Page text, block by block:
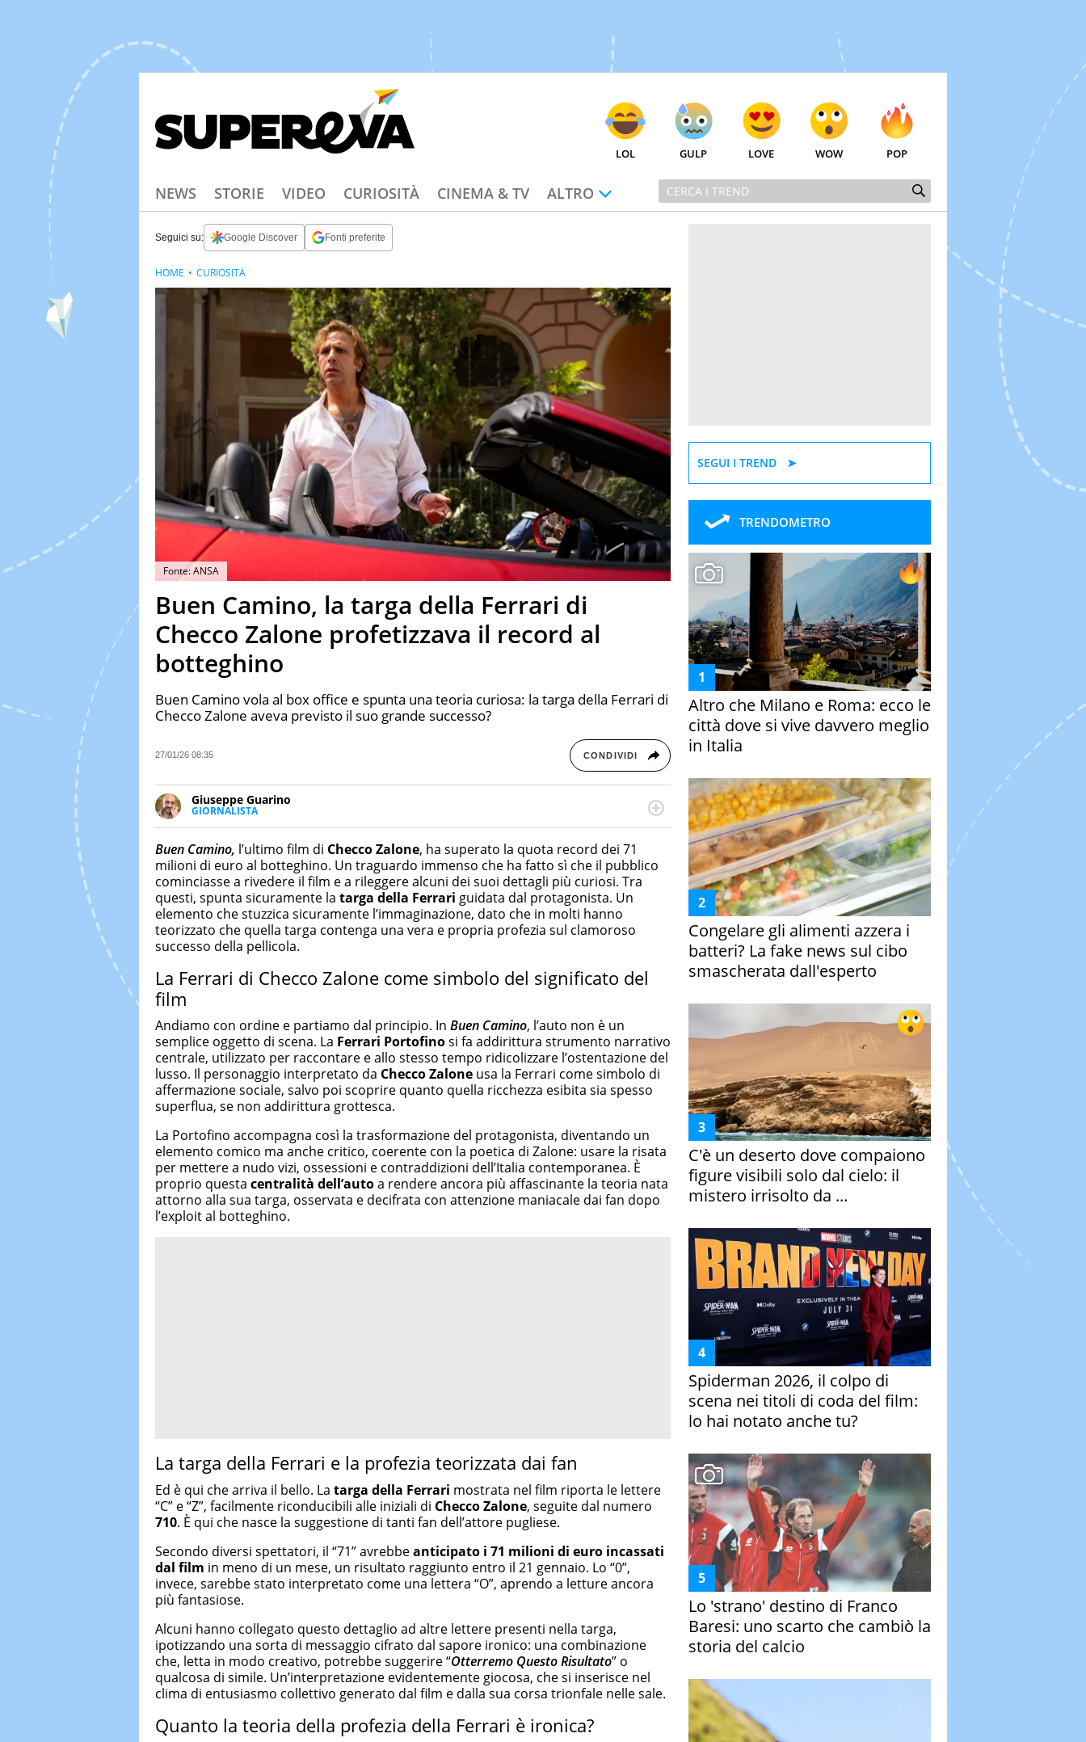
LOL GULP LOVE WOW POP
NEWS STORIE VIDEO CURIOSITÀ CINEMA & TV ALTRO
Seguici su: Google Discover Fonti preferite
Fonte: ANSA
Buen Camino, la targa della Ferrari di
Checco Zalone profetizzava il record al
botteghino
Buen Camino vola al box office e spunta una teoria curiosa: la targa della Ferrari di
Checco Zalone aveva previsto il suo grande successo?
27/01/26 08:35 CONDIVIDI
Giuseppe Guarino
GIORNALISTA
Ph(D) in Diritto Comparato e processi di integrazione e attivo nel campo della ricerca, in
numerose testate ed è presidente dell'Associazione Culturale "La Biblioteca del Sannio".
HOME CURIOSITÀ
Buen Camino, l’ultimo film di Checco Zalone, ha superato la quota record dei 71
milioni di euro al botteghino. Un traguardo immenso che ha fatto sì che il pubblico
cominciasse a rivedere il film e a rileggere alcuni dei suoi dettagli più curiosi. Tra
questi, spunta sicuramente la targa della Ferrari guidata dal protagonista. Un
elemento che stuzzica sicuramente l’immaginazione, dato che in molti hanno
teorizzato che quella targa contenga una vera e propria profezia sul clamoroso
successo della pellicola.
La Ferrari di Checco Zalone come simbolo del significato del
film
Andiamo con ordine e partiamo dal principio. In Buen Camino, l’auto non è un
semplice oggetto di scena. La Ferrari Portofinosi fa addirittura strumento narrativo
centrale, utilizzato per raccontare e allo stesso tempo ridicolizzare l’ostentazione del
lusso. Il personaggio interpretato da Checco Zalone usa la Ferrari come simbolo di
affermazione sociale, salvo poi scoprire quanto quella ricchezza esibita sia spesso
superflua, se non addirittura grottesca.
La Portofino accompagna così la trasformazione del protagonista, diventando un
elemento comico ma anche critico, coerente con la poetica di Zalone: usare la risata
per mettere a nudo vizi, ossessioni e contraddizioni dell’Italia contemporanea. È
proprio questa centralità dell’autoa rendere ancora più affascinante la teoria nata
attorno alla sua targa, osservata e decifrata con attenzione maniacale dai fan dopo
l’exploit al botteghino.
La targa della Ferrari e la profezia teorizzata dai fan
Ed è qui che arriva il bello. La targa della Ferrari mostrata nel film riporta le lettere
“C” e “Z”, facilmente riconducibili alle iniziali di Checco Zalone, seguite dal numero
710. È qui che nasce la suggestione di tanti fan dell’attore pugliese.
Secondo diversi spettatori, il “71” avrebbeanticipato i 71 milioni di euro incassati
dal film in meno di un mese, un risultato raggiunto entro il 21 gennaio. Lo “0”,
invece, sarebbe stato interpretato come una lettera “O”, aprendo a letture ancora
più fantasiose.
Alcuni hanno collegato questo dettaglio ad altre lettere presenti nella targa,
ipotizzando una sorta di messaggio cifrato dal sapore ironico: una combinazione
che, letta in modo creativo, potrebbe suggerire “Otterremo Questo Risultato” o
qualcosa di simile. Un’interpretazione evidentemente giocosa, che si inserisce nel
clima di entusiasmo collettivo generato dal film e dalla sua corsa trionfale nelle sale.
Quanto la teoria della profezia della Ferrari è ironica?
SEGUI I TREND
TRENDOMETRO
Altro che Milano e Roma: ecco le
città dove si vive davvero meglio
in Italia
Congelare gli alimenti azzera i
batteri? La fake news sul cibo
smascherata dall'esperto
C'è un deserto dove compaiono
figure visibili solo dal cielo: il
mistero irrisolto da ...
Spiderman 2026, il colpo di
scena nei titoli di coda del film:
lo hai notato anche tu?
Lo 'strano' destino di Franco
Baresi: uno scarto che cambiò la
storia del calcio